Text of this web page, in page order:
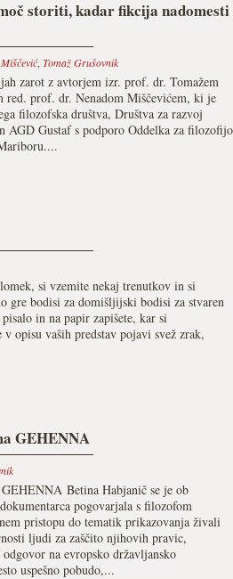
storiti, kadar fikcija nadomesti
, Tomaž Grušovnik
zarot z avtorjem izr. prof. dr. Tomažem
red. prof. dr. Nenadom Miščevićem, ki je
filozofska društva, Društva za razvoj
Gustaf s podporo Oddelka za filozofijo
si vzemite nekaj trenutkov in si
gre bodisi za domišljijski bodisi za stvaren
in na papir zapišete, kar si
opisu vaših predstav pojavi svež zrak,
GEHENNA
Betina Habjanič se je ob
pogovarjala s filozofom
pristopu do tematik prikazovanja živali
ljudi za zaščito njihovih pravic,
na evropsko državljansko
uspešno pobudo,...